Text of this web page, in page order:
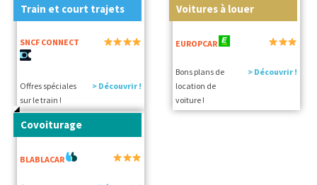
Train et court trajets
SNCF CONNECT
Offres spéciales
sur le train !
> Découvrir !
Voitures à louer
EUROPCAR
Bons plans de
location de
voiture !
> Découvrir !
Covoiturage
BLABLACAR